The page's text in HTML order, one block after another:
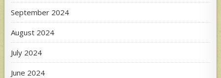
September 2024
August 2024
July 2024
June 2024